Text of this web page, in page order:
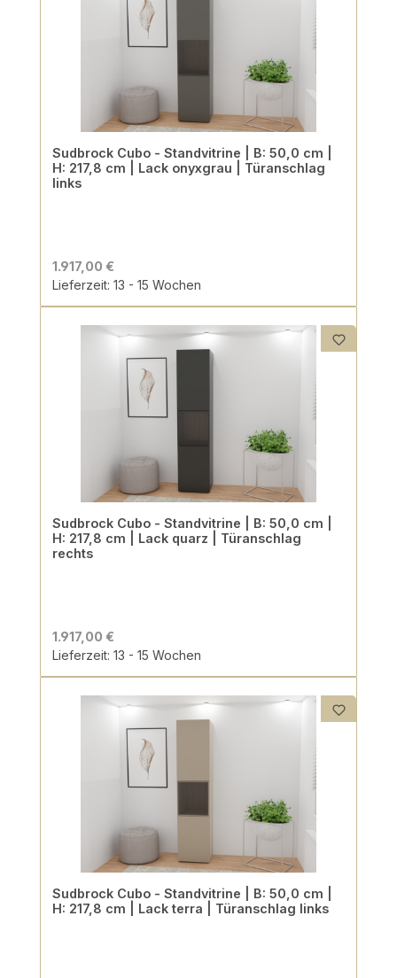
Sudbrock Cubo - Standvitrine | B: 50,0 cm |
H: 217,8 cm | Lack onyxgrau | Türanschlag
links
1.917,00 €
Lieferzeit: 13 - 15 Wochen
Sudbrock Cubo - Standvitrine | B: 50,0 cm |
H: 217,8 cm | Lack quarz | Türanschlag
rechts
1.917,00 €
Lieferzeit: 13 - 15 Wochen
Sudbrock Cubo - Standvitrine | B: 50,0 cm |
H: 217,8 cm | Lack terra | Türanschlag links